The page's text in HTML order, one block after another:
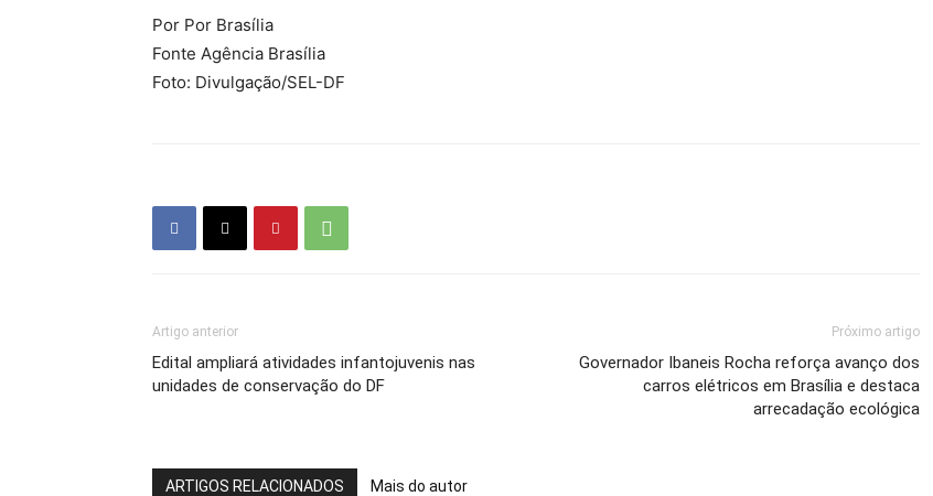
Por Por Brasília
Fonte Agência Brasília
Foto: Divulgação/SEL-DF
Artigo anterior
Edital ampliará atividades infantojuvenis nas
unidades de conservação do DF
Próximo artigo
Governador Ibaneis Rocha reforça avanço dos
carros elétricos em Brasília e destaca
arrecadação ecológica
ARTIGOS RELACIONADOS Mais do autor